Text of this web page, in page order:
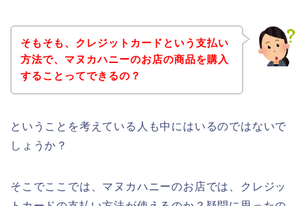
そもそも、クレジットカードという支払い
方法で、マヌカハニーのお店の商品を購入
することってできるの？
ということを考えている人も中にはいるのではないで
しょうか？
そこでここでは、マヌカハニーのお店では、クレジッ